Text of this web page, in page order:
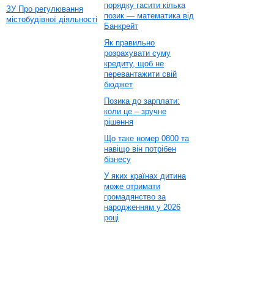
ЗУ Про регулювання
містобудівної діяльності
порядку гасити кілька
позик — математика від
Банкрейт
Як правильно
розрахувати суму
кредиту, щоб не
перевантажити свій
бюджет
Позика до зарплати:
коли це – зручне
рішення
Що таке номер 0800 та
навіщо він потрібен
бізнесу
У яких країнах дитина
може отримати
громадянство за
народженням у 2026
році